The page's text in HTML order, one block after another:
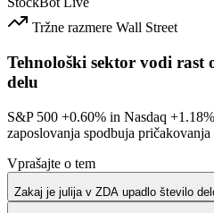
Tržne razmere Wall Street
Tehnološki sektor vodi rast
delu
S&P 500 +0.60% in Nasdaq +1.18%
zaposlovanja spodbuja
Vprašajte o tem
Zakaj je julija v ZDA upadlo število